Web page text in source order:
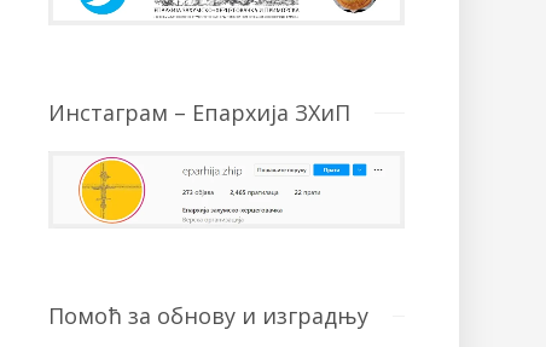
Инстаграм – Епархија ЗХиП
Помоћ за обнову и изградњу